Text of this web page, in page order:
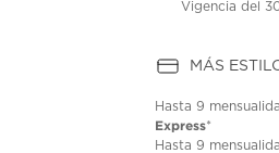
Vigencia del
MÁS
Hasta9
Express*
Hasta9